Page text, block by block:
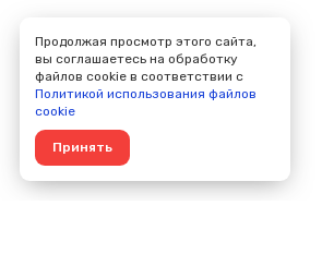
Продолжая просмотр этого сайта,
вы соглашаетесь на обработку
файлов cookie в соответствии с
Политикой использования файлов
cookie
Принять